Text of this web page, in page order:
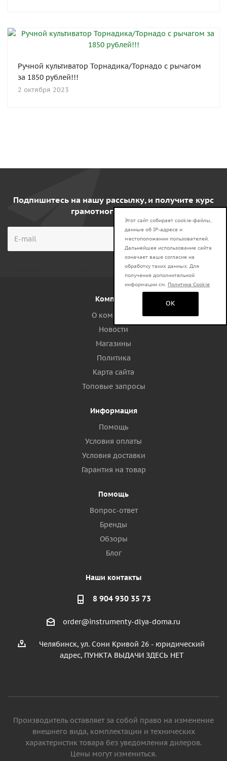
Ручной культиватор Торнадика/Торнадо с рычагом
за 1850 рублей!!!
2 октября 2023
Подпишитесь на нашу рассылку, и получите курс
грамотного клиента!
Компания
О компании
Новости
Магазины
Политика
Карта сайта
Топовые запросы
Информация
Помощь
Условия оплаты
Условия доставки
Гарантия на товар
Помощь
Вопрос-ответ
Бренды
Обзоры
Блог
Наши контакты
8 904 930 35 73
order@instrumenty-dlya-doma.ru
Челябинск, ул. Сони Кривой 26 - юридический
адрес, ПУНКТА ВЫДАЧИ ЗДЕСЬ НЕТ
Производитель оставляет за собой право на изменение
внешнего вида, комплектации и технических
характеристик товара без уведомления дилеров.
Цены могут измениться.
Этот сайт собирает cookie-файлы,
данные об IP-адресе и
местоположении пользователей.
Дальнейшее использование сайта
означает ваше согласие на
обработку таких данных. Для
получения дополнительной
информации см. Политика Cookie
OK